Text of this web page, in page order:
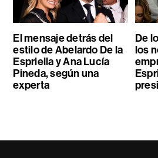
El mensaje detrás del
estilo de Abelardo De la
Espriella y Ana Lucía
Pineda, según una
experta
De
los